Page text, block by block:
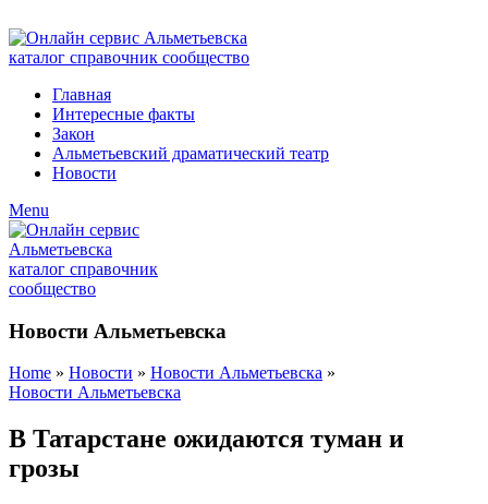
Главная
Интересные факты
Закон
Альметьевский драматический театр
Новости
Menu
Новости Альметьевска
Home » Новости » Новости Альметьевска »
Новости Альметьевска
В Татарстане ожидаются туман и
грозы